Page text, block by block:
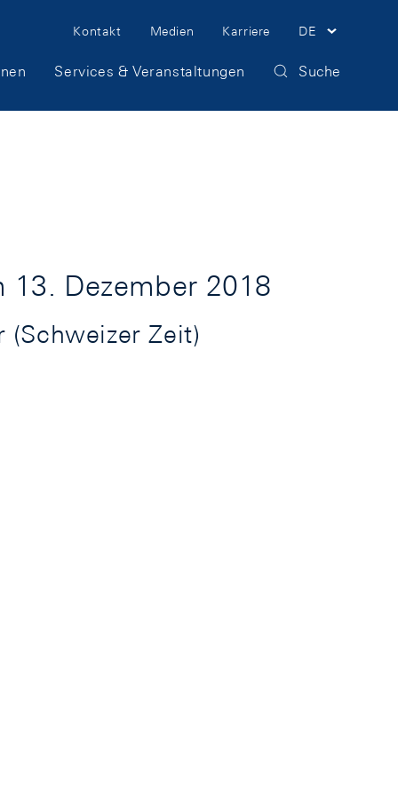
Meta
Navigation
Kontakt Medien Karriere DE
Services & Veranstaltungen Suche
Dezember 2018
Zeit)